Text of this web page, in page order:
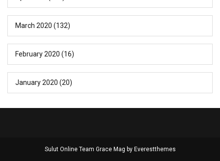
March 2020 (132)
February 2020 (16)
January 2020 (20)
Sulut Online Team Grace Mag by Everestthemes